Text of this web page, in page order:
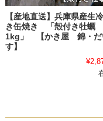
【産地直送】兵庫県産生
き缶焼き 「殻付き牡蠣
1kg」 【かき屋 錦・だ
す】